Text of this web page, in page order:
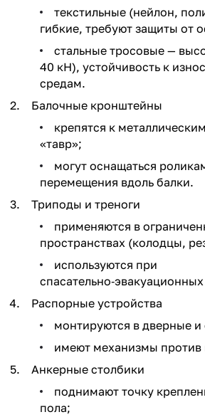
текстильные (нейлон,
гибкие, требуют защиты от
стальные тросовые —
40 кН), устойчивость к
средам.
Балочные кронштейны
крепятся к
«тавр»;
могут оснащаться
перемещения вдоль балки.
Триподы и треноги
применяются в
пространствах (колодцы,
используются при
Распорные устройства
монтируются в дверные
имеют механизмы против
Анкерные столбики
поднимают точку
пола;